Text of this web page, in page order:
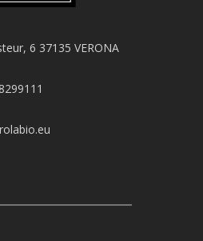
6 37135 VERONA